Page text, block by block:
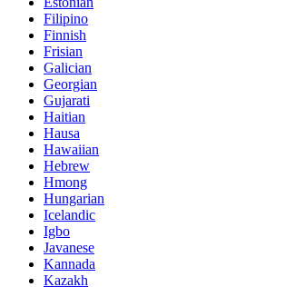
Filipino
Finnish
Frisian
Galician
Georgian
Gujarati
Haitian
Hausa
Hawaiian
Hebrew
Hmong
Hungarian
Icelandic
Igbo
Javanese
Kannada
Kazakh